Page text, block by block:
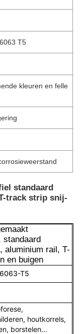
T5
kleuren en felle
standaard
track strip snij-
standaard
aluminium rail, T-
en buigen
T5
houtkorrels,
borstelen...